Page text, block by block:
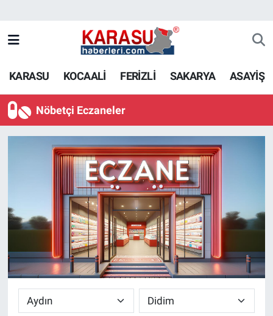
KARASU KOCAALİ FERİZLİ SAKARYA ASAYİŞ
Nöbetçi Eczaneler